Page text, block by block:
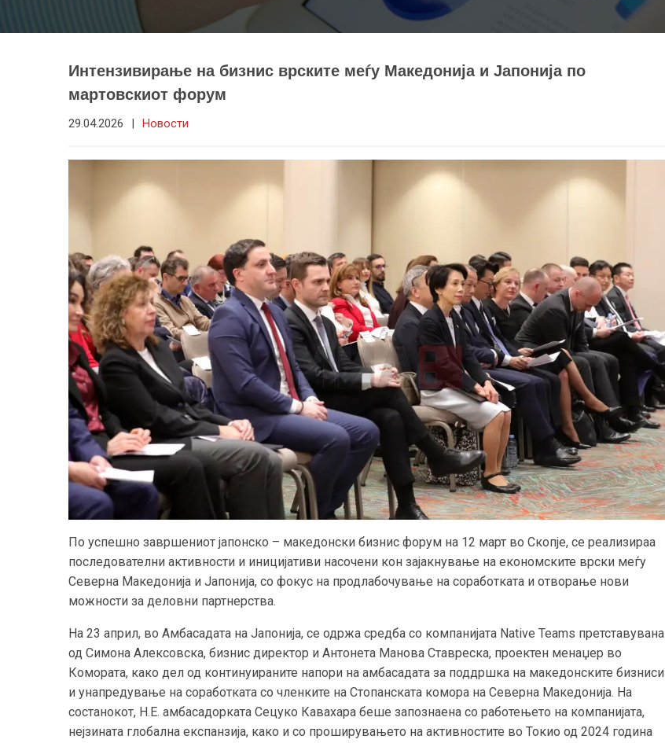
Интензивирање на бизнис врските меѓу Македонија и Јапонија по
мартовскиот форум
29.04.2026 | Новости
По успешно завршениот јапонско – македонски бизнис форум на 12 март во Скопје, се реализираа
последователни активности и иницијативи насочени кон зајакнување на економските врски меѓу
Северна Македонија и Јапонија, со фокус на продлабочување на соработката и отворање нови
можности за деловни партнерства.
На 23 април, во Амбасадата на Јапонија, се одржа средба со компанијата Native Teams претставувана
од Симона Алексовска, бизнис директор и Антонета Манова Ставреска, проектен менаџер во
Комората, како дел од континуираните напори на амбасадата за поддршка на македонските бизниси
и унапредување на соработката со членките на Стопанската комора на Северна Македонија. На
состанокот, Н.Е. амбасадорката Сецуко Кавахара беше запознаена со работењето на компанијата,
нејзината глобална експанзија, како и со проширувањето на активностите во Токио од 2024 година